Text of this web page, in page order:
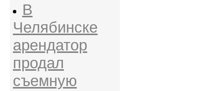
В
Челябинске
арендатор
продал
съемную